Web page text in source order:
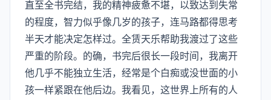
直至全书完结，我的精神疲惫不堪，以致达到失常
的程度，智力似乎像几岁的孩子，连马路都得思考
半天才能决定怎样过。全赁天乐帮助我渡过了这些
严重的阶段。的确，书完后很长一段时间，我离开
他几乎不能独立生活，经常是个白痴或没世面的小
孩一样紧跟在他后边。我看见，这世界上所有的人